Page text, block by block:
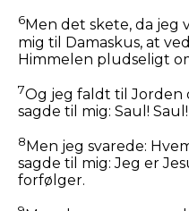
6Men det skete, da
mig til Damaskus, at
Himmelen pludseligt
7Og jeg faldt til Jorden
sagde til mig: Saul!
8 Men jeg svarede:
sagde til mig:Jeg er
forfølger.